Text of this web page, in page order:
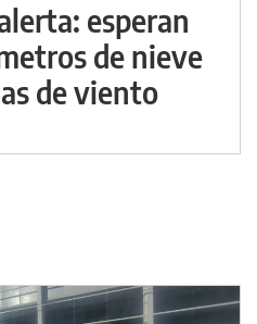
esperan
de nieve
de viento